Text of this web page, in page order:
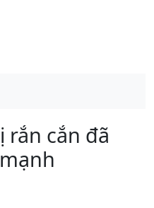
rắn cắn đã